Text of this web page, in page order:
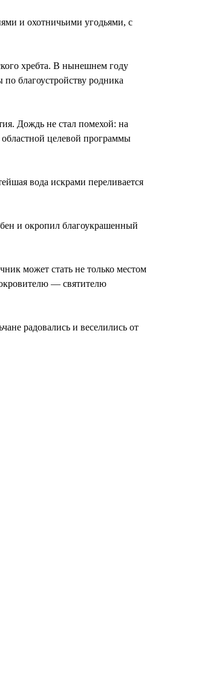
и охотничьими угодьями, с
хребта. В нынешнем году
благоустройству родника
Дождь не стал помехой: на
целевой программы
вода искрами переливается
и окропил благоукрашенный
может стать не только местом
— святителю
радовались и веселились от